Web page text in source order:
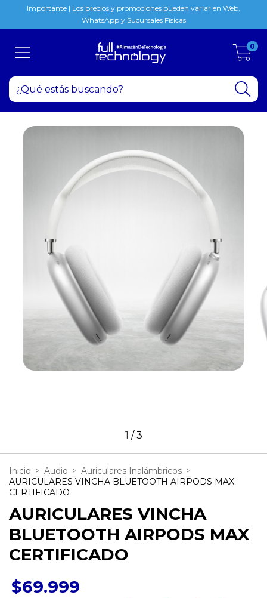
Importante | Los precios y promociones pueden variar en Web,
WhatsApp y Sucursales Físicas
0
1 /3
Inicio > Audio > Auriculares Inalámbricos >
AURICULARES VINCHA BLUETOOTH AIRPODS MAX
CERTIFICADO
AURICULARES VINCHA
BLUETOOTH AIRPODS MAX
CERTIFICADO
$69.999